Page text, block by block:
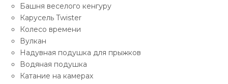
Башня веселого кенгуру
Карусель Twister
Колесо времени
Вулкан
Надувная подушка для прыжков
Водяная подушка
Катание на камерах